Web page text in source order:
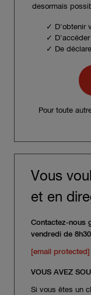
desormais
✓ D'obtenir
✓ D'accéder
✓ De
Pour toute
Vous
et en
Contactez-nous
vendredi de
[email protected]
VOUS AVEZ
Si vous êtes un